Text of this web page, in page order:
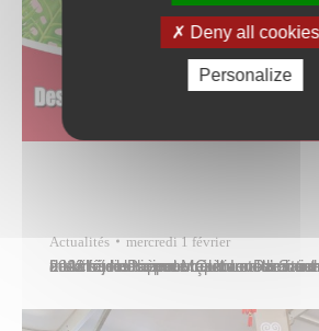
Actualités mercredi 1 février
La Ville de Papeete célèbrera la Saint-Valentin au marché municipal Mapuru a Paraita du 8 au 14 février 2023 sur le thème « Cultivons l’amour, Faahotu te here ». Ainsi, les commerçants et les artisans vous invitent à les rejoindre pour trouver votre bonheur à l’occasion
Deny all cookies
Personalize